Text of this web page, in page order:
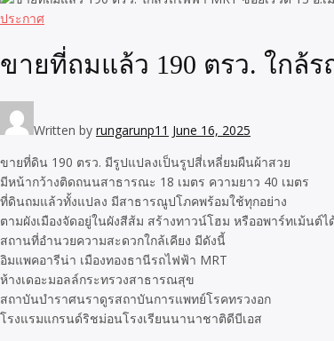
ประกาศ
ขายที่ถมแล้ว 190 ตรว. ใกล้ร
Written by rungarunp11 June 16, 2025
ขายที่ดิน 190 ตรว. มีรูปแปลงเป็นรูปสี่เหลี่ยมผืนผ้าสวย
มีหน้ากว้างติดถนนสาธารณะ 18 เมตร ความยาว 40 เมตร
ที่ดินถมแล้วทั้งแปลง มีสาธารณูปโภคพร้อมใช้ทุกอย่าง
ตามผังเมืองจัดอยู่ในผังสีส้ม สร้างทาวน์โฮม หรืออพาร์ทเม้นต์ไ
สถานที่อำนวยความสะดวกใกล้เคียง มีดังนี้
อิมแพคอารีน่า เมืองทองธานีรถไฟฟ้า MRT
ห้างเดอะมอลล์กระทรวงสาธารณสุข
สถาบันบำราศนราดูรสถาบันการแพทย์โรคทรวงอก
โรงแรมแกรนด์ริชม่อนโรงเรียนนานาชาติดีบีเอส